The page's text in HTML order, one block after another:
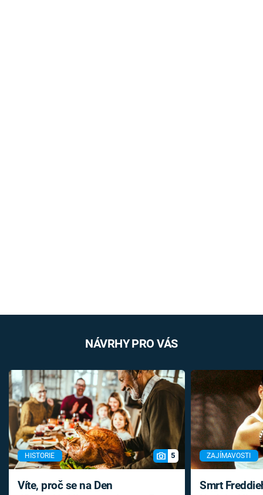
NÁVRHY PRO VÁS
HISTORIE 5
Víte, proč se na Den
ZAJÍMAVOSTI
Smrt